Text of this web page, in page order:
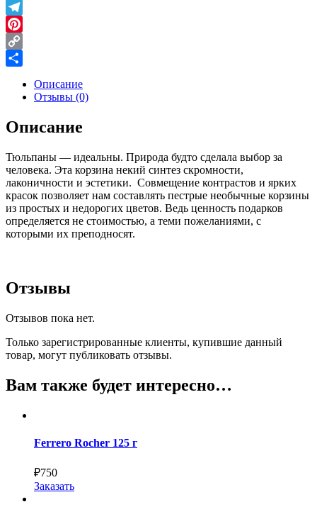
Skype
Telegram
Pinterest
Copy
Описание
Отзывы (0)
Описание
Тюльпаны — идеальны. Природа будто сделала выбор за
человека. Эта корзина некий синтез скромности,
лаконичности и эстетики. Совмещение контрастов и ярких
красок позволяет нам составлять пестрые необычные корзины
из простых и недорогих цветов. Ведь ценность подарков
определяется не стоимостью, а теми пожеланиями, с
которыми их преподносят.
Отзывы
Отзывов пока нет.
Только зарегистрированные клиенты, купившие данный
товар, могут публиковать отзывы.
Вам также будет интересно…
Ferrero Rocher 125 г
₽750
Заказать